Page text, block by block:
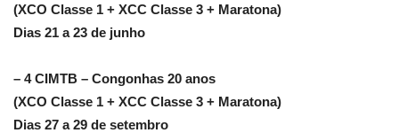
(XCO Classe 1 + XCC Classe 3 + Maratona)
Dias 21 a 23 de junho
– 4 CIMTB – Congonhas 20 anos
(XCO Classe 1 + XCC Classe 3 + Maratona)
Dias 27 a 29 de setembro